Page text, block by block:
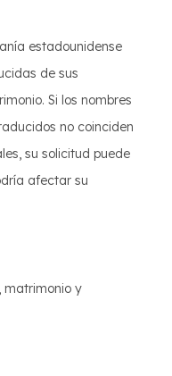
estadounidense
de sus
Si los nombres
no coinciden
su solicitud puede
afectar su
matrimonio y